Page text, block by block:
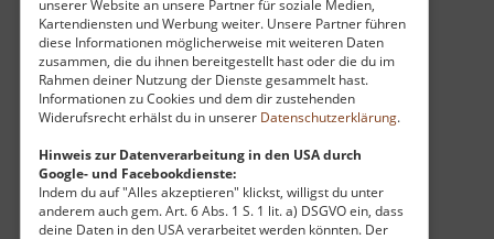
unserer Website an unsere Partner für soziale Medien,
Kartendiensten und Werbung weiter. Unsere Partner führen
diese Informationen möglicherweise mit weiteren Daten
zusammen, die du ihnen bereitgestellt hast oder die du im
Rahmen deiner Nutzung der Dienste gesammelt hast.
Informationen zu Cookies und dem dir zustehenden
Widerufsrecht erhälst du in unserer Datenschutzerklärung.
Hinweis zur Datenverarbeitung in den USA durch
Google- und Facebookdienste:
Indem du auf "Alles akzeptieren" klickst, willigst du unter
anderem auch gem. Art. 6 Abs. 1 S. 1 lit. a) DSGVO ein, dass
deine Daten in den USA verarbeitet werden könnten. Der
Nossen
Kriebethaler Wände
Sachsen
aktuell vom 01.03.2025 / Zugriffe: 9872
49 km vom aktuellen Standort